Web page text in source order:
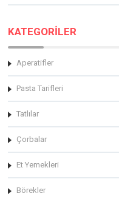
KATEGORİLER
Aperatifler
Pasta Tarifleri
Tatlılar
Çorbalar
Et Yemekleri
Börekler